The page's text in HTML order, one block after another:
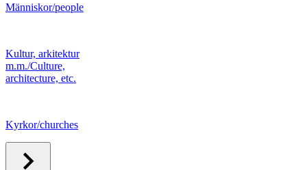
Människor/people
Kultur, arkitektur
m.m./Culture,
architecture, etc.
Kyrkor/churches